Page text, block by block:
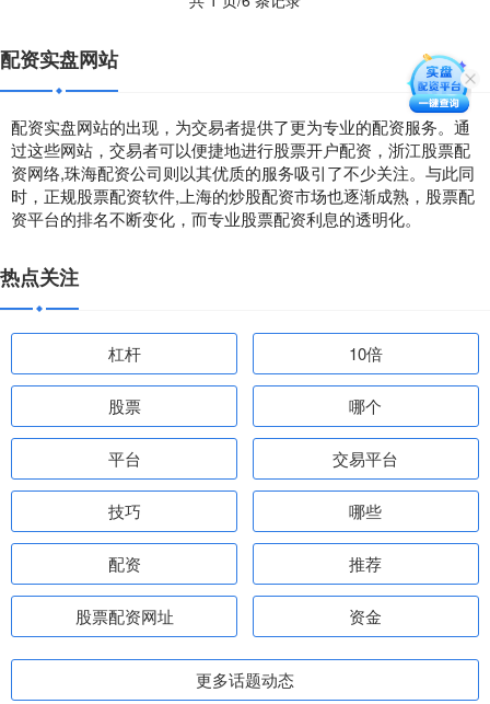
配资实盘网站
配资实盘网站的出现，为交易者提供了更为专业的配资服务。通
过这些网站，交易者可以便捷地进行股票开户配资，浙江股票配
资网络,珠海配资公司则以其优质的服务吸引了不少关注。与此同
时，正规股票配资软件,上海的炒股配资市场也逐渐成熟，股票配
资平台的排名不断变化，而专业股票配资利息的透明化。
热点关注
杠杆 10倍
股票 哪个
平台 交易平台
技巧 哪些
配资 推荐
股票配资网址 资金
更多话题动态